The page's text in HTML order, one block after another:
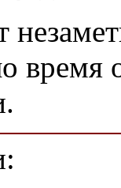
время